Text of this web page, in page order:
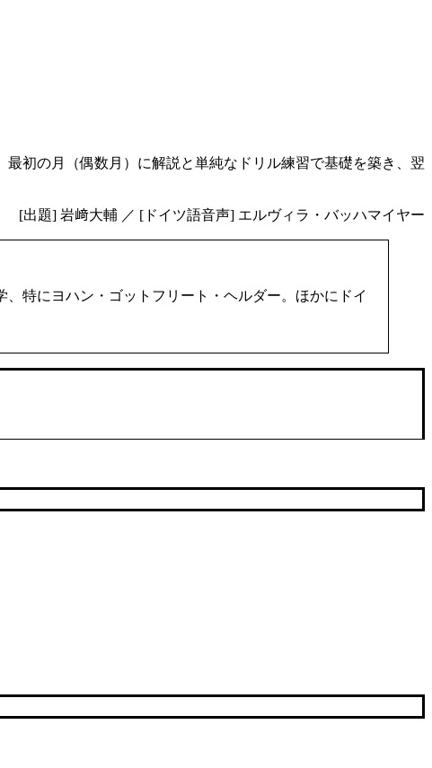
初の月（偶数月）に解説と単純なドリル練習で基礎を築き、翌
[出題] 岩﨑大輔 ／ [ドイツ語音声] エルヴィラ・バッハマイヤー
特にヨハン・ゴットフリート・ヘルダー。ほかにドイ